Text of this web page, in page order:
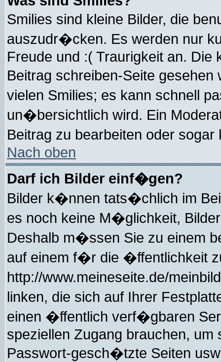
Smilies sind kleine Bilder, die
auszudr�cken. Es werden nur
Freude und :( Traurigkeit an. Die
Beitrag schreiben-Seite
vielen Smilies; es kann schnell
un�bersichtlich wird. Ein
Beitrag zu bearbeiten oder
Nach oben
Darf ich Bilder einf�gen?
Bilder k�nnen tats�chlich im
es noch keine M�glichkeit,
Deshalb m�ssen Sie zu einem
auf einem f�r die �ffentlichkeit
http://www.meineseite.de/
linken, die sich auf Ihrer
einen �ffentlich verf�gbaren
speziellen Zugang brauchen,
Passwort-gesch�tzte Seiten